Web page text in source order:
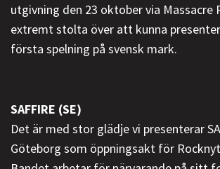
utgivning den 23 oktober via Massacre
extremt stolta över att kunna
första spelning på svensk mark.
SAFFIRE (SE)
Det är med stor glädje vi presenterar
Göteborg som öppningsakt för